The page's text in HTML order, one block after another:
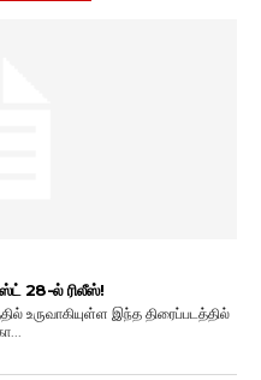
28-ல் ரிலீஸ்!
உருவாகியுள்ள இந்த திரைப்படத்தில்